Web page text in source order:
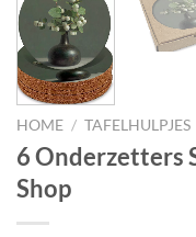
HOME / TAFELHULPJES
6 Onderzetters
Shop